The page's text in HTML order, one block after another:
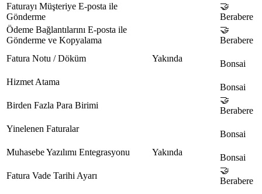
Faturayı Müşteriye E-posta ile
Gönderme
🤝
Berabere
Ödeme Bağlantılarını E-posta ile
Gönderme ve Kopyalama
🤝
Berabere
Fatura Notu / Döküm
Yakında
Bonsai
Hizmet Atama
Bonsai
Birden Fazla Para Birimi
🤝
Berabere
Yinelenen Faturalar
Bonsai
Muhasebe Yazılımı Entegrasyonu
Yakında
Bonsai
Fatura Vade Tarihi Ayarı
🤝
Berabere